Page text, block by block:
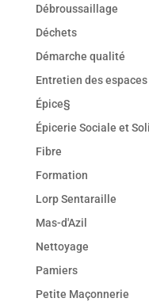
Débroussaillage
Déchets
Démarche qualité
Entretien des
Épice§
Épicerie Sociale et
Fibre
Formation
Lorp Sentaraille
Mas-d'Azil
Nettoyage
Pamiers
Petite Maçonnerie